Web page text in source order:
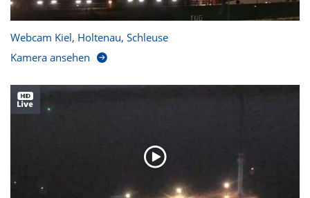
Webcam Kiel, Holtenau, Schleuse
Kamera ansehen